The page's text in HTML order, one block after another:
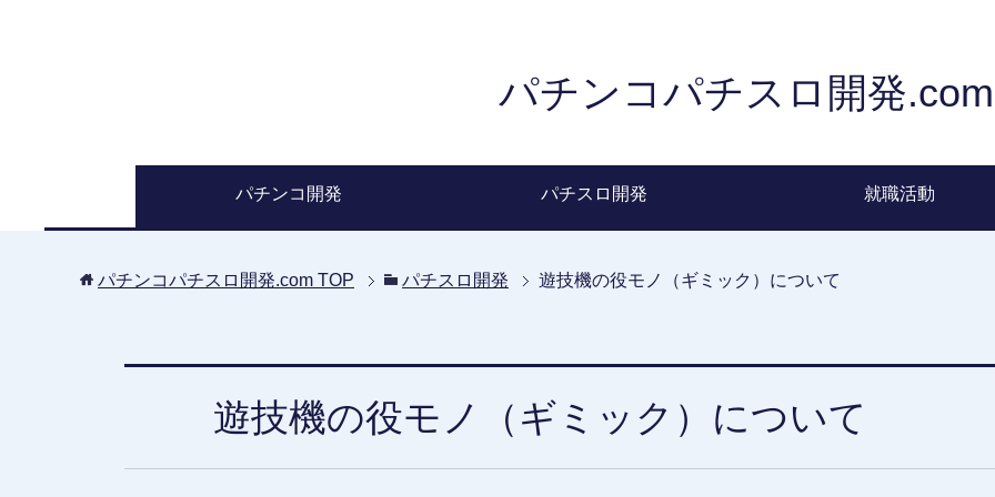
パチンコパチスロ開発.com
パチンコ開発 パチスロ開発 就職活動
パチンコパチスロ開発.com TOP パチスロ開発 遊技機の役モノ（ギミック）について
遊技機の役モノ（ギミック）について